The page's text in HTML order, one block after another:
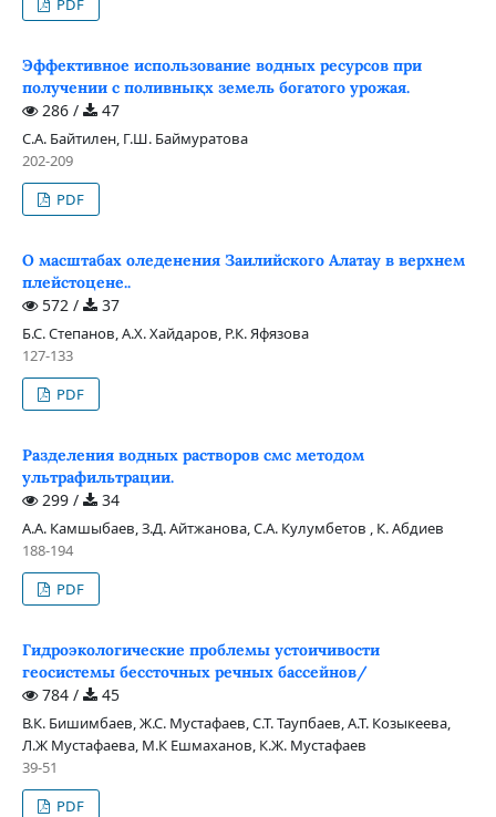
PDF
Эффективное использование водных ресурсов при
получении с поливнықх земель богатого урожая.
286 / 47
С.А. Байтилен, Г.Ш. Баймуратова
202-209
PDF
О масштабах оледенения Заилийского Алатау в верхнем
плейстоцене..
572 / 37
Б.С. Степанов, А.Х. Хайдаров, Р.К. Яфязова
127-133
PDF
Разделения водных растворов смс методом
ультрафильтрации.
299 / 34
А.А. Камшыбаев, З.Д. Айтжанова, С.А. Кулумбетов , К. Абдиев
188-194
PDF
Гидроэкологические проблемы устоичивости
геосистемы бессточных речных бассейнов/
784 / 45
В.К. Бишимбаев, Ж.С. Мустафаев, С.Т. Таупбаев, А.Т. Козыкеева,
Л.Ж Мустафаева, М.К Ешмаханов, К.Ж. Мустафаев
39-51
PDF